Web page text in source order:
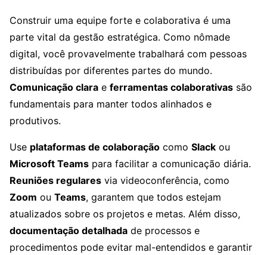
Construir uma equipe forte e colaborativa é uma
parte vital da gestão estratégica. Como nômade
digital, você provavelmente trabalhará com pessoas
distribuídas por diferentes partes do mundo.
Comunicação clara e ferramentas colaborativas são
fundamentais para manter todos alinhados e
produtivos.
Use plataformas de colaboração como Slack ou
Microsoft Teams para facilitar a comunicação diária.
Reuniões regulares via videoconferência, como
Zoom ou Teams, garantem que todos estejam
atualizados sobre os projetos e metas. Além disso,
documentação detalhada de processos e
procedimentos pode evitar mal-entendidos e garantir